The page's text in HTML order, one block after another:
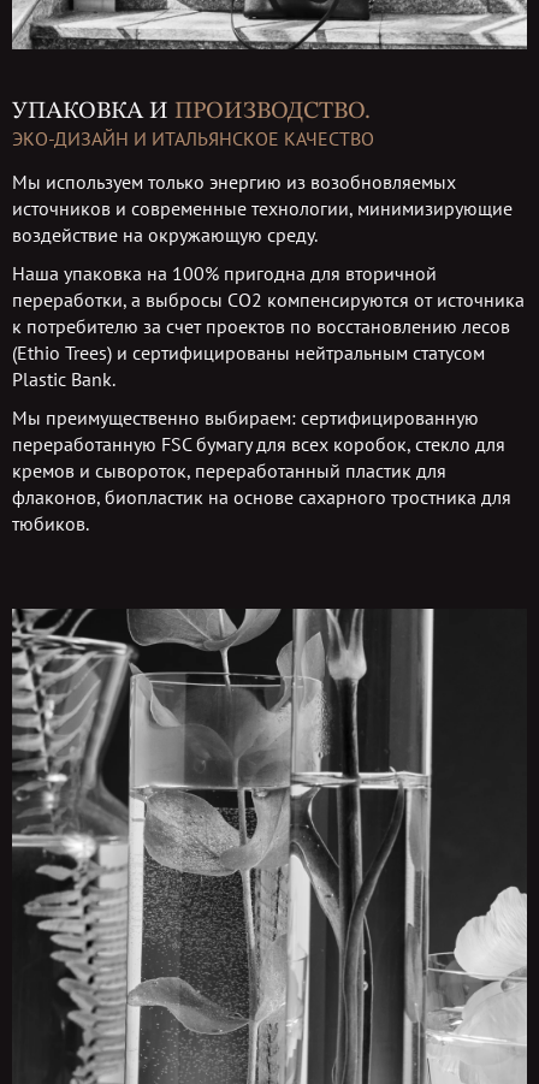
УПАКОВКА И ПРОИЗВОДСТВО.
ЭКО-ДИЗАЙН И ИТАЛЬЯНСКОЕ КАЧЕСТВО
Мы используем только энергию из возобновляемых
источников и современные технологии, минимизирующие
воздействие на окружающую среду.
Наша упаковка на 100% пригодна для вторичной
переработки, а выбросы СО2 компенсируются от источника
к потребителю за счет проектов по восстановлению лесов
(Ethio Trees) и сертифицированы нейтральным статусом
Plastic Bank.
Мы преимущественно выбираем: сертифицированную
переработанную FSC бумагу для всех коробок, стекло для
кремов и сывороток, переработанный пластик для
флаконов, биопластик на основе сахарного тростника для
тюбиков.